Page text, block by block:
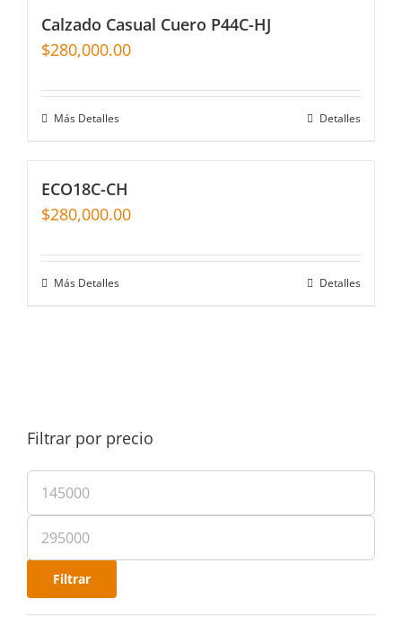
Calzado Casual Cuero P44C-HJ
$280,000.00
Más Detalles Detalles
ECO18C-CH
$280,000.00
Más Detalles Detalles
Filtrar por precio
Filtrar